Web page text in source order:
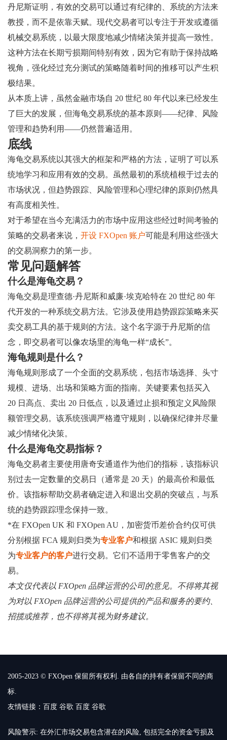
丹尼斯证明，有效的交易可以通过有纪律的、系统的方法来
教授，而不是依靠天赋。现代交易者可以专注于开发或遵循
机械交易系统，以最大限度地减少情绪决策并提高一致性。
这种方法在长期亏损期间特别有效，因为它有助于保持战略
视角，强化经过充分测试的策略随着时间的推移可以产生积
极结果。
从本质上讲，虽然金融市场自 20 世纪 80 年代以来已经发生
了巨大的发展，但海龟交易系统的基本原则——纪律、风险
管理和趋势利用——仍然普遍适用。
底线
海龟交易系统以其强大的框架和严格的方法，证明了可以系
统地学习和应用有效的交易。虽然最初的系统植根于过去的
市场状况，但趋势跟踪、风险管理和心理纪律的原则仍然具
有高度相关性。
对于希望在当今充满活力的市场中应用这些经过时间考验的
策略的交易者来说， 开设 FXOpen 账户可能是利用这些强大
的交易洞察力的第一步。
常见问题解答
什么是海龟交易？
海龟交易是理查德·丹尼斯和威廉·埃克哈特在 20 世纪 80 年
代开发的一种系统交易方法。它涉及使用趋势跟踪策略来买
卖交易工具的基于规则的方法。这个名字源于丹尼斯的信
念，即交易者可以像农场里的海龟一样“成长”。
海龟规则是什么？
海龟规则形成了一个全面的交易系统，包括市场选择、头寸
规模、进场、出场和策略方面的指南。关键要素包括买入
20 日高点、卖出 20 日低点，以及通过止损和预定义风险限
额管理交易。该系统强调严格遵守规则，以确保纪律并尽量
减少情绪化决策。
什么是海龟交易指标？
海龟交易者主要使用唐奇安通道作为他们的指标，该指标识
别过去一定数量的交易日（通常是 20 天）的最高价和最低
价。该指标帮助交易者确定进入和退出交易的突破点，与系
统的趋势跟踪理念保持一致。
*在 FXOpen UK 和 FXOpen AU，加密货币差价合约仅可供
分别根据 FCA 规则归类为专业客户和根据 ASIC 规则归类
为专业客户的客户进行交易。它们不适用于零售客户的交
易。
本文仅代表以 FXOpen 品牌运营的公司的意见。不得将其视
为对以 FXOpen 品牌运营的公司提供的产品和服务的要约、
招揽或推荐，也不得将其视为财务建议。
2005-2023 © FXOpen 保留所有权利. 由各自的持有者保留不同的商
标.
友情链接： 百度 谷歌 百度 谷歌
风险警示: 在外汇市场交易包含潜在的风险, 包括完全的资金亏损及